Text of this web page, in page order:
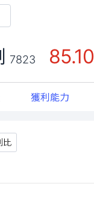
7823 85.10
獲利能力
比